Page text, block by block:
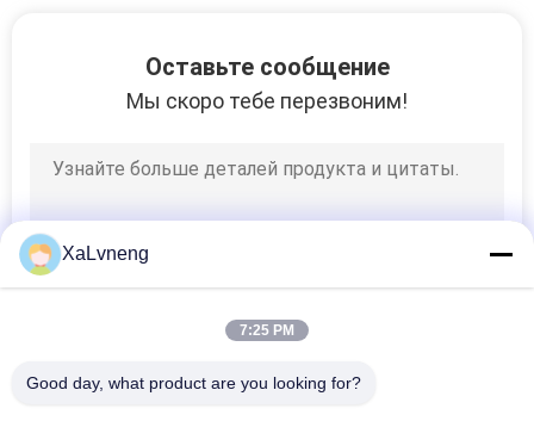
Оставьте сообщение
Мы скоро тебе перезвоним!
XaLvneng
7:25 PM
Good day, what product are you looking for?